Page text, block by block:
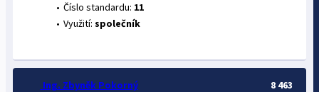
Číslo standardu: 11
Využití: společník
Ing. Zbyněk Pokorný
8 463